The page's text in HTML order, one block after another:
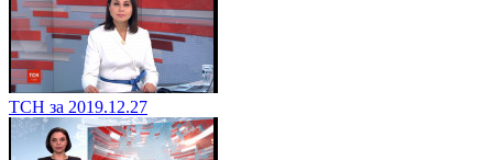
ТСН за 2019.12.27